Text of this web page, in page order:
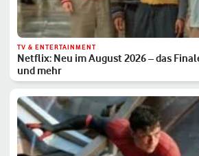
TV & ENTERTAINMENT
Netflix: Neu im August 2026 – das
und mehr